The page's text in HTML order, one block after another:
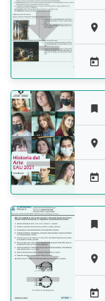
 








